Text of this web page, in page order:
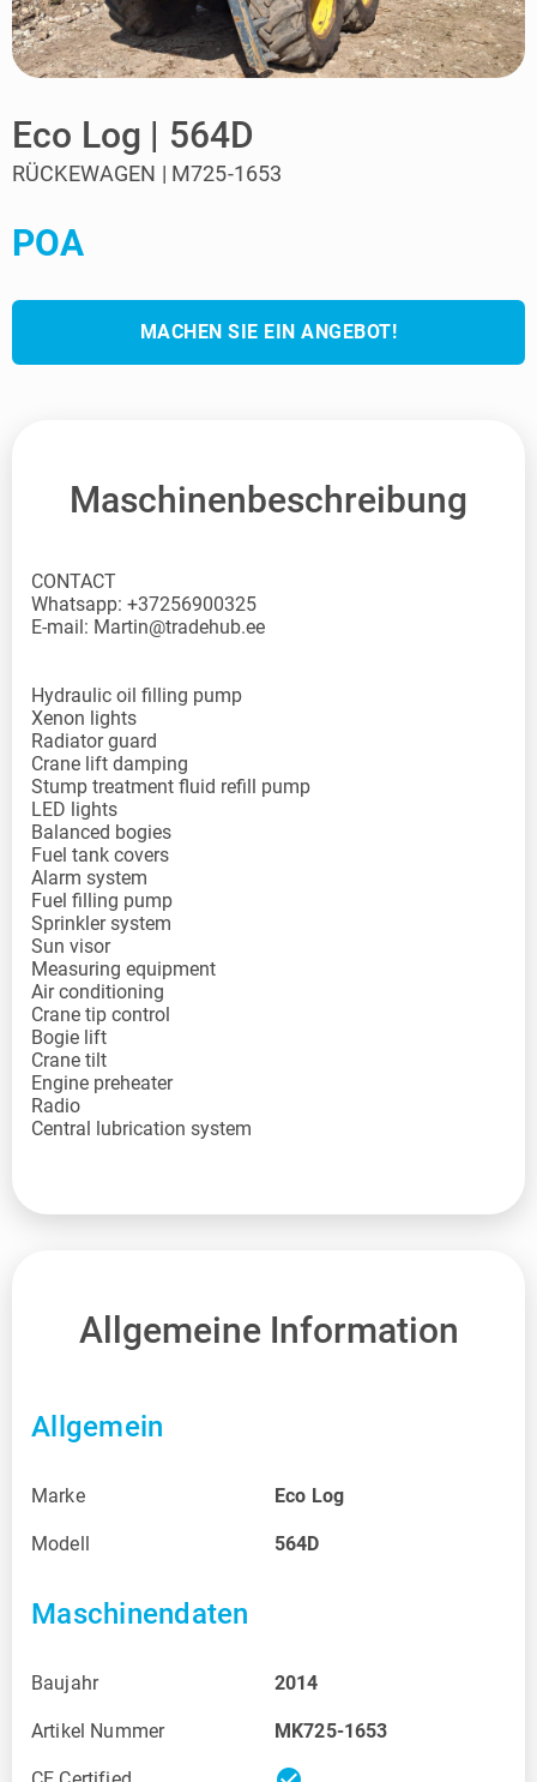
Eco Log | 564D
RÜCKEWAGEN | M725-1653
POA
MACHEN SIE EIN ANGEBOT!
Maschinenbeschreibung
CONTACT
Whatsapp: +37256900325
E-mail: Martin@tradehub.ee
Hydraulic oil filling pump
Xenon lights
Radiator guard
Crane lift damping
Stump treatment fluid refill pump
LED lights
Balanced bogies
Fuel tank covers
Alarm system
Fuel filling pump
Sprinkler system
Sun visor
Measuring equipment
Air conditioning
Crane tip control
Bogie lift
Crane tilt
Engine preheater
Radio
Central lubrication system
Allgemeine Information
Allgemein
Marke Eco Log
Modell 564D
Maschinendaten
Baujahr 2014
Artikel Nummer MK725-1653